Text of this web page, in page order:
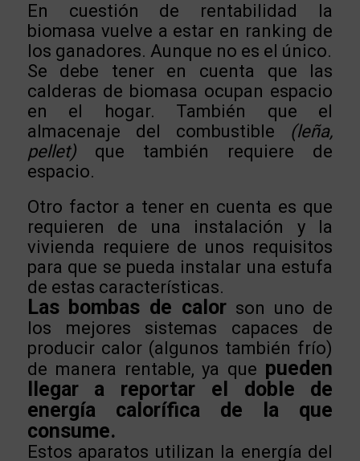
En cuestión de rentabilidad la
biomasa vuelve a estar en ranking de
los ganadores. Aunque no es el único.
Se debe tener en cuenta que las
calderas de biomasa ocupan espacio
en el hogar. También que el
almacenaje del combustible (leña,
pellet)que también requiere de
espacio.
Otro factor a tener en cuenta es que
requieren de una instalación y la
vivienda requiere de unos requisitos
para que se pueda instalar una estufa
de estas características.
Las bombas de calor son uno de
los mejores sistemas capaces de
producir calor (algunos también frío)
de manera rentable, ya que pueden
llegar a reportar el doble de
energía calorífica de la que
consume.
Estos aparatos utilizan la energía del